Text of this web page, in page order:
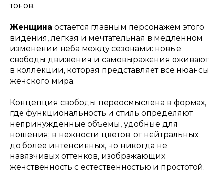
тонов.
Женщина остается главным персонажем этого
видения, легкая и мечтательная в медленном
изменении неба между сезонами: новые
свободы движения и самовыражения оживают
в коллекции, которая представляет все нюансы
женского мира.
Концепция свободы переосмыслена в формах,
где функциональность и стиль определяют
непринужденные объемы, удобные для
ношения; в нежности цветов, от нейтральных
до более интенсивных, но никогда не
навязчивых оттенков, изображающих
женственность с естественностью и простотой.